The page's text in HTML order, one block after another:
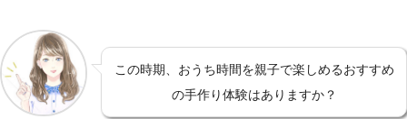
この時期、おうち時間を親子で楽しめるおすすめ
の手作り体験はありますか？